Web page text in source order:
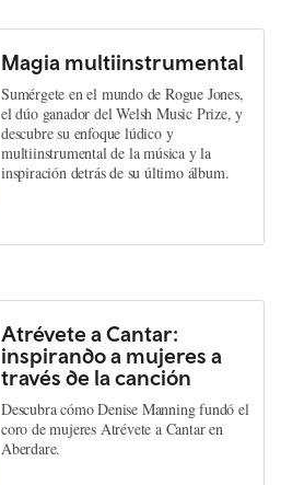
Magia multiinstrumental
Sumérgete en el mundo de Rogue Jones,
el dúo ganador del Welsh Music Prize, y
descubre su enfoque lúdico y
multiinstrumental de la música y la
inspiración detrás de su último álbum.
Atrévete a Cantar:
inspirando a mujeres a
través de la canción
Descubra cómo Denise Manning fundó el
coro de mujeres Atrévete a Cantar en
Aberdare.